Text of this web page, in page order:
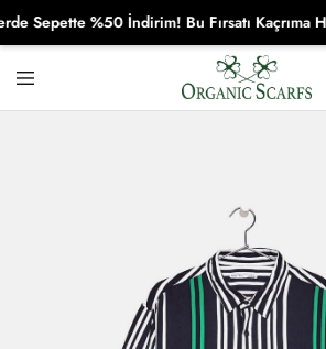
Organikscarf
Sepette %50 İndirim! Bu Fırsatı Kaçrıma